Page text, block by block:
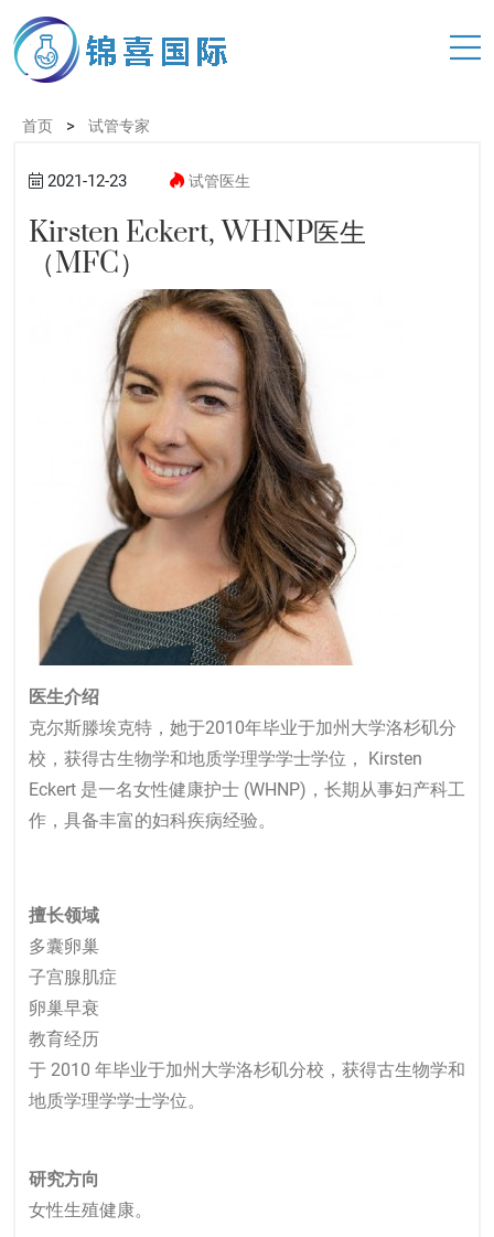
首页 > 试管专家
2021-12-23 试管医生
Kirsten Eckert, WHNP医生
（MFC）
医生介绍
克尔斯滕埃克特，她于2010年毕业于加州大学洛杉矶分
校，获得古生物学和地质学理学学士学位， Kirsten
Eckert 是一名女性健康护士 (WHNP)，长期从事妇产科工
作，具备丰富的妇科疾病经验。
擅长领域
多囊卵巢
子宫腺肌症
卵巢早衰
教育经历
于 2010 年毕业于加州大学洛杉矶分校，获得古生物学和
地质学理学学士学位。
研究方向
女性生殖健康。